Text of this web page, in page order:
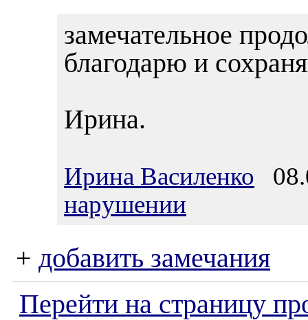
замечательное
благодарю и
Ирина.
Ирина Василенко
нарушении
+ добавить замечания
Перейти на страницу